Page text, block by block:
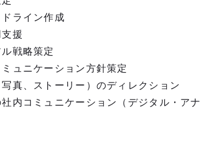
ドライン作成
援
戦略策定
ュニケーション方針策定
真、ストーリー）のディレクション
社内コミュニケーション（デジタル・ア